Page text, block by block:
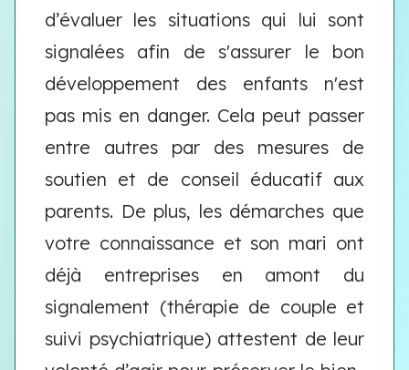
d’évaluer les situations qui lui sont
signalées afin de s'assurer le bon
développement des enfants n'est
pas mis en danger. Cela peut passer
entre autres par des mesures de
soutien et de conseil éducatif aux
parents. De plus, les démarches que
votre connaissance et son mari ont
déjà entreprises en amont du
signalement (thérapie de couple et
suivi psychiatrique) attestent de leur